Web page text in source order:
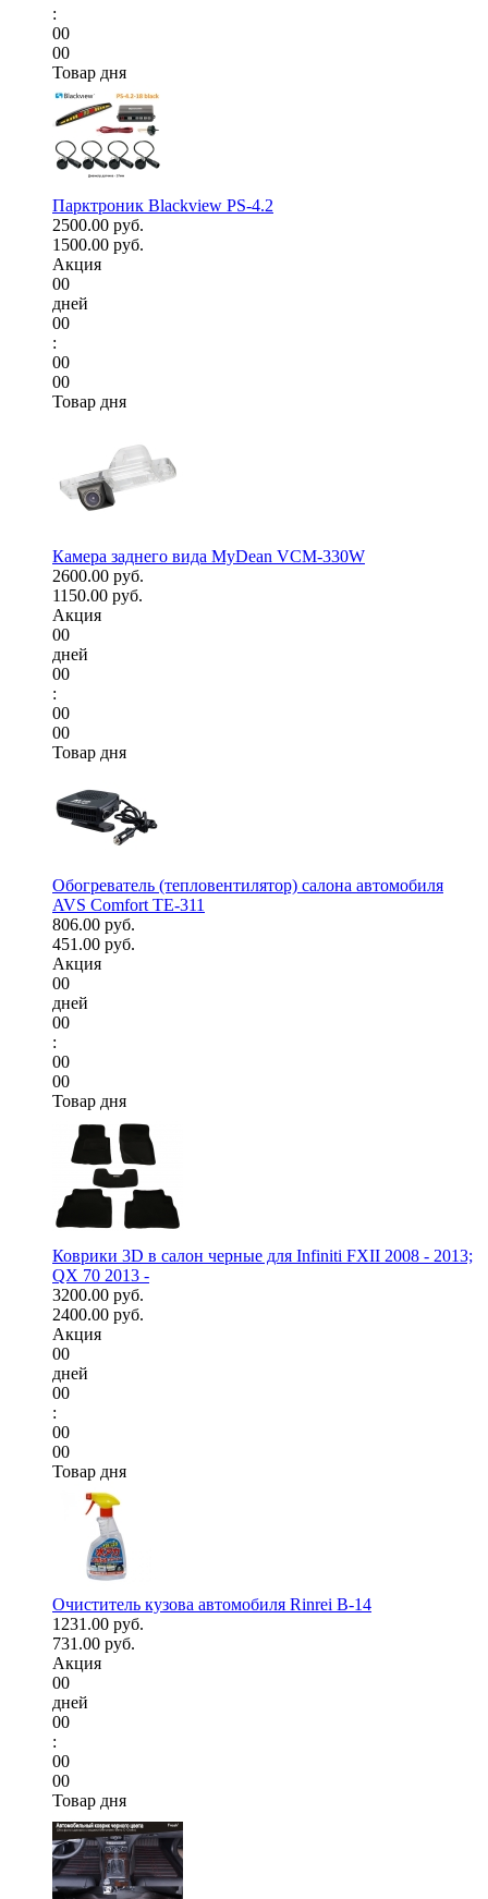
:
00
00
Товар дня
Парктроник Blackview PS-4.2
2500.00 руб.
1500.00 руб.
Акция
00
дней
00
:
00
00
Товар дня
Камера заднего вида MyDean VCM-330W
2600.00 руб.
1150.00 руб.
Акция
00
дней
00
:
00
00
Товар дня
Обогреватель (тепловентилятор) салона автомобиля
AVS Comfort TE-311
806.00 руб.
451.00 руб.
Акция
00
дней
00
:
00
00
Товар дня
Коврики 3D в салон черные для Infiniti FXII 2008 - 2013;
QX 70 2013 -
3200.00 руб.
2400.00 руб.
Акция
00
дней
00
:
00
00
Товар дня
Очиститель кузова автомобиля Rinrei B-14
1231.00 руб.
731.00 руб.
Акция
00
дней
00
:
00
00
Товар дня